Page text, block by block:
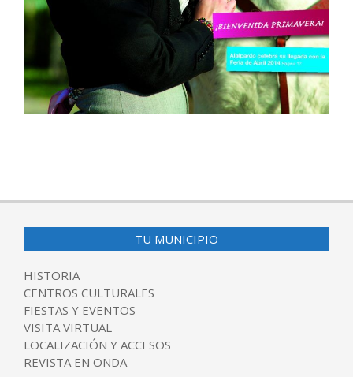
TU MUNICIPIO
HISTORIA
CENTROS CULTURALES
FIESTAS Y EVENTOS
VISITA VIRTUAL
LOCALIZACIÓN Y ACCESOS
REVISTA EN ONDA